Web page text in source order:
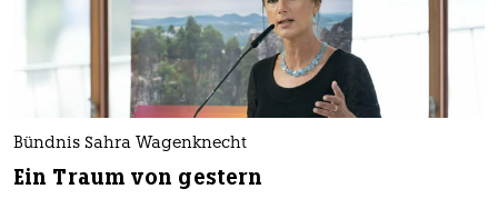
Bündnis Sahra Wagenknecht
Ein Traum von gestern